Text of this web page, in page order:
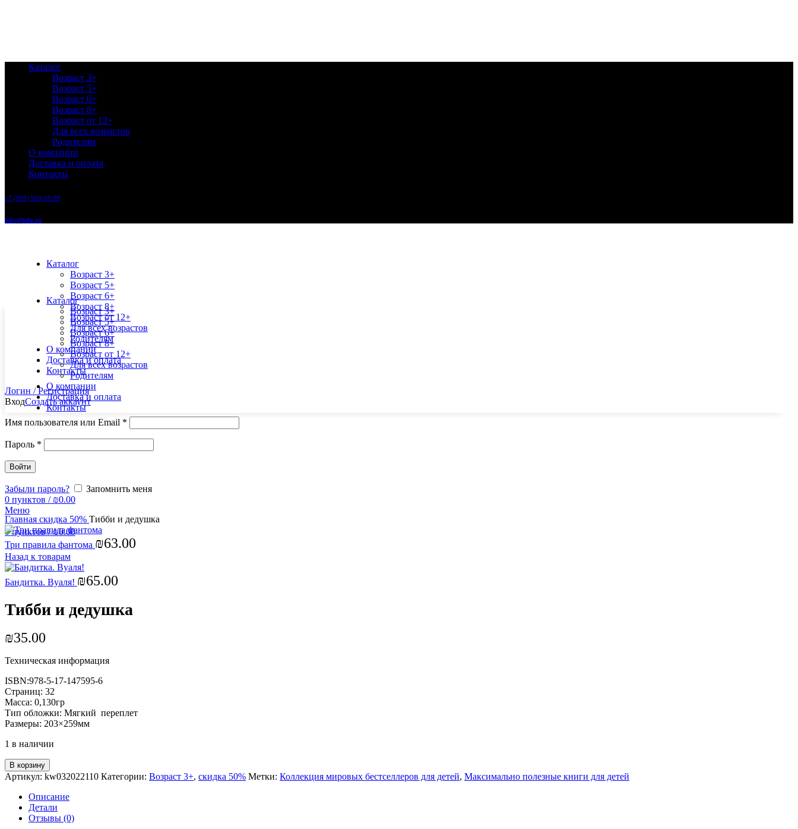
Каталог
Возраст 3+
Возраст 5+
Возраст 6+
Возраст 8+
Возраст от 12+
Для всех возрастов
Родителям
О компании
Доставка и оплата
Контакты
+7 (999) 999-99-99
info@info.ru
Каталог
Возраст 3+
Возраст 5+
Возраст 6+
Возраст 8+
Возраст от 12+
Для всех возрастов
Родителям
О компании
Доставка и оплата
Контакты
Логин / Регистрация
ВходСоздать аккаунт
Имя пользователя или Email *
Пароль *
Войти
Забыли пароль?
Запомнить меня
0 пунктов / ₪0.00
Меню
0пунктов / ₪0.00
Каталог
Возраст 3+
Возраст 5+
Возраст 6+
Возраст 8+
Возраст от 12+
Для всех возрастов
Родителям
О компании
Доставка и оплата
Контакты
Увеличить
Главная скидка 50% Тибби и дедушка
Три правила фантома ₪63.00
Назад к товарам
Бандитка. Вуаля! ₪65.00
Тибби и дедушка
₪35.00
Техническая информация
ISBN:978-5-17-147595-6
Страниц: 32
Масса: 0,130гр
Тип обложки: Мягкий переплет
Размеры: 203×259мм
1 в наличии
В корзину
Артикул: kw032022110 Категории: Возраст 3+, скидка 50% Метки: Коллекция мировых бестселлеров для детей, Максимально полезные книги для детей
Описание
Детали
Отзывы (0)